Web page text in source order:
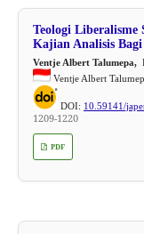
Teologi Liberalisme
Kajian Analisis
Ventje Albert Talumepa,
Ventje Albert
DOI: 10.59141/
1209-1220
PDF